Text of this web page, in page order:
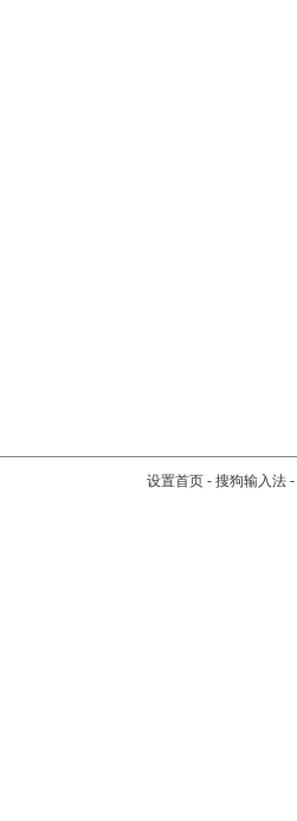
设置首页 - 搜狗输入法 -